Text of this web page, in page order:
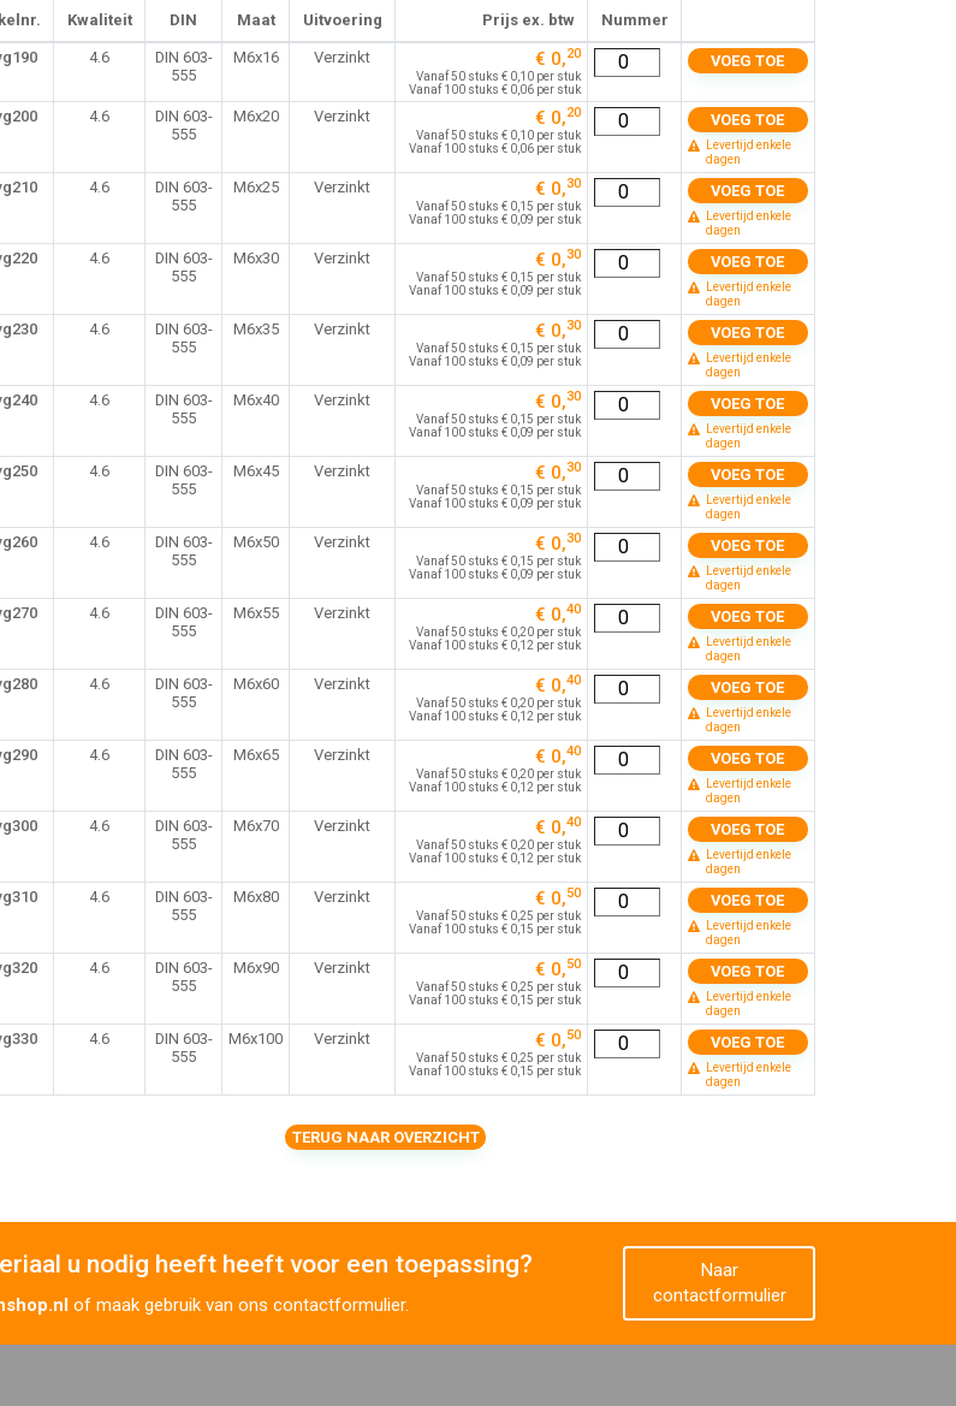
Kwaliteit DIN Maat Uitvoering Prijs ex. btw Nummer
4.6
DIN 603-
555
M6x16 Verzinkt € 0,20
Vanaf 50 stuks € 0,10 per stuk
Vanaf 100 stuks € 0,06 per stuk
VOEG TOE
4.6
DIN 603-
555
M6x20 Verzinkt € 0,20
Vanaf 50 stuks € 0,10 per stuk
Vanaf 100 stuks € 0,06 per stuk
VOEG TOE
Levertijd enkele
dagen
4.6
DIN 603-
555
M6x25 Verzinkt € 0,30
Vanaf 50 stuks € 0,15 per stuk
Vanaf 100 stuks € 0,09 per stuk
VOEG TOE
Levertijd enkele
dagen
4.6
DIN 603-
555
M6x30 Verzinkt € 0,30
Vanaf 50 stuks € 0,15 per stuk
Vanaf 100 stuks € 0,09 per stuk
VOEG TOE
Levertijd enkele
dagen
4.6
DIN 603-
555
M6x35 Verzinkt € 0,30
Vanaf 50 stuks € 0,15 per stuk
Vanaf 100 stuks € 0,09 per stuk
VOEG TOE
Levertijd enkele
dagen
4.6
DIN 603-
555
M6x40 Verzinkt € 0,30
Vanaf 50 stuks € 0,15 per stuk
Vanaf 100 stuks € 0,09 per stuk
VOEG TOE
Levertijd enkele
dagen
4.6
DIN 603-
555
M6x45 Verzinkt € 0,30
Vanaf 50 stuks € 0,15 per stuk
Vanaf 100 stuks € 0,09 per stuk
VOEG TOE
Levertijd enkele
dagen
4.6
DIN 603-
555
M6x50 Verzinkt € 0,30
Vanaf 50 stuks € 0,15 per stuk
Vanaf 100 stuks € 0,09 per stuk
VOEG TOE
Levertijd enkele
dagen
4.6
DIN 603-
555
M6x55 Verzinkt € 0,40
Vanaf 50 stuks € 0,20 per stuk
Vanaf 100 stuks € 0,12 per stuk
VOEG TOE
Levertijd enkele
dagen
4.6
DIN 603-
555
M6x60 Verzinkt € 0,40
Vanaf 50 stuks € 0,20 per stuk
Vanaf 100 stuks € 0,12 per stuk
VOEG TOE
Levertijd enkele
dagen
4.6
DIN 603-
555
M6x65 Verzinkt € 0,40
Vanaf 50 stuks € 0,20 per stuk
Vanaf 100 stuks € 0,12 per stuk
VOEG TOE
Levertijd enkele
dagen
4.6
DIN 603-
555
M6x70 Verzinkt € 0,40
Vanaf 50 stuks € 0,20 per stuk
Vanaf 100 stuks € 0,12 per stuk
VOEG TOE
Levertijd enkele
dagen
4.6
DIN 603-
555
M6x80 Verzinkt € 0,50
Vanaf 50 stuks € 0,25 per stuk
Vanaf 100 stuks € 0,15 per stuk
VOEG TOE
Levertijd enkele
dagen
4.6
DIN 603-
555
M6x90 Verzinkt € 0,50
Vanaf 50 stuks € 0,25 per stuk
Vanaf 100 stuks € 0,15 per stuk
VOEG TOE
Levertijd enkele
dagen
4.6
DIN 603-
555
M6x100 Verzinkt € 0,50
Vanaf 50 stuks € 0,25 per stuk
Vanaf 100 stuks € 0,15 per stuk
VOEG TOE
Levertijd enkele
dagen
TERUG NAAR OVERZICHT
u nodig heeft heeft voor een toepassing?
of maak gebruik van ons contactformulier.
Naar
contactformulier